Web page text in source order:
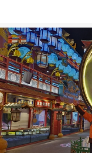
4일은, 그 자체로 겨
귀국 비행기에 오르
성도 높은 일..